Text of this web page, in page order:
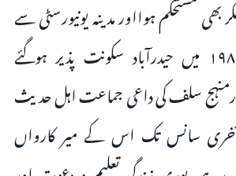
بھی مستحکم ہوااور مدینہ یونیورسٹی سے
فراغت کے بعد۱۹۸۵ میں حیدرآباد سکونت پذیر ہوگئے
سلف کی داعی جماعت اہل حدیث
سانس تک اس کے میر کارواں